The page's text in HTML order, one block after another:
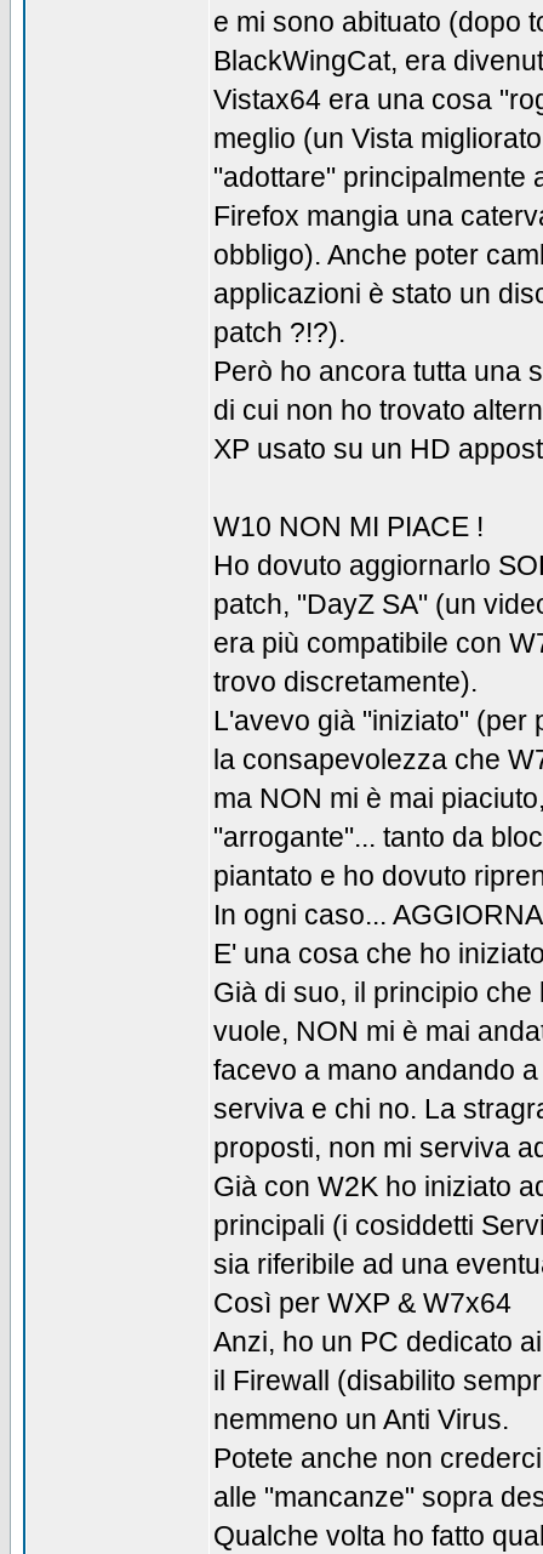
e mi sono abituato (dopo
BlackWingCat, era
Vistax64 era una cosa
meglio (un Vista
"adottare" principalmente
Firefox mangia una
obbligo). Anche poter
applicazioni è stato un
patch ?!?).
Però ho ancora tutta una
di cui non ho trovato
XP usato su un HD
W10 NON MI PIACE !
Ho dovuto aggiornarlo
patch, "DayZ SA" (un
era più compatibile con
trovo discretamente).
L'avevo già "iniziato" (per
la consapevolezza che
ma NON mi è mai
"arrogante"... tanto da
piantato e ho dovuto
In ogni caso...
E' una cosa che ho
Già di suo, il principio
vuole, NON mi è mai
facevo a mano andando
serviva e chi no. La
proposti, non mi serviva
Già con W2K ho iniziato
principali (i cosiddetti
sia riferibile ad una
Così per WXP & W7x64
Anzi, ho un PC dedicato
il Firewall (disabilito
nemmeno un Anti Virus.
Potete anche non
alle "mancanze" sopra
Qualche volta ho fatto